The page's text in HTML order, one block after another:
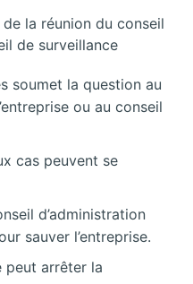
la réunion du conseil
de surveillance
soumet la question au
ou au conseil
cas peuvent se
d’administration
sauver l’entreprise.
peut arrêter la